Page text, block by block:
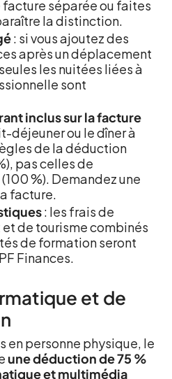
facture séparée ou faites
la distinction.
: si vous ajoutez des
après un déplacement
les nuitées liées à
sont
inclus sur la facture
déjeuner ou le dîner à
de la déduction
pas celles de
%). Demandez une
facture.
: les frais de
de tourisme combinés
de formation seront
Finances.
et de
en personne physique, le
une déduction de 75 %
et multimédia